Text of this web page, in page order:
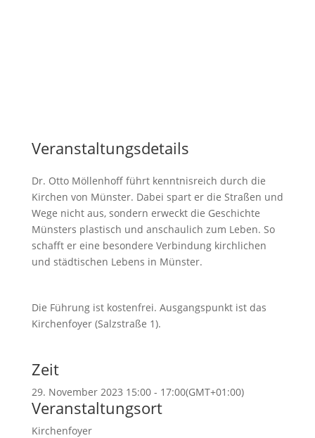
Veranstaltungsdetails
Dr. Otto Möllenhoff führt kenntnisreich durch die
Kirchen von Münster. Dabei spart er die Straßen und
Wege nicht aus, sondern erweckt die Geschichte
Münsters plastisch und anschaulich zum Leben. So
schafft er eine besondere Verbindung kirchlichen
und städtischen Lebens in Münster.
Die Führung ist kostenfrei. Ausgangspunkt ist das
Kirchenfoyer (Salzstraße 1).
Zeit
29. November 2023 15:00- 17:00(GMT+01:00)
Veranstaltungsort
Kirchenfoyer